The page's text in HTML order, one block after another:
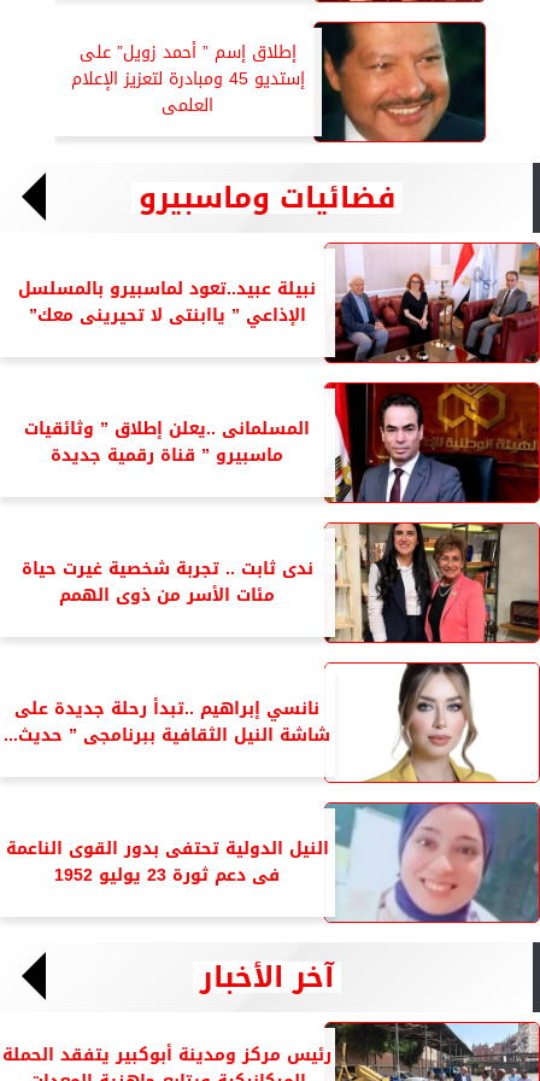
إطلاق إسم ” أحمد زويل” على
إستديو 45 ومبادرة لتعزيز الإعلام
العلمى
فضائيات وماسبيرو
نبيلة عبيد..تعود لماسبيرو بالمسلسل
الإذاعي ” ياابنتى لا تحيرينى معك”
المسلمانى ..يعلن إطلاق ” وثائقيات
ماسبيرو ” قناة رقمية جديدة
ندى ثابت .. تجربة شخصية غيرت حياة
مئات الأسر من ذوى الهمم
نانسي إبراهيم ..تبدأ رحلة جديدة على
شاشة النيل الثقافية ببرنامجى ” حديث...
النيل الدولية تحتفى بدور القوى الناعمة
فى دعم ثورة 23 يوليو 1952
آخر الأخبار
رئيس مركز ومدينة أبوكبير يتفقد الحملة